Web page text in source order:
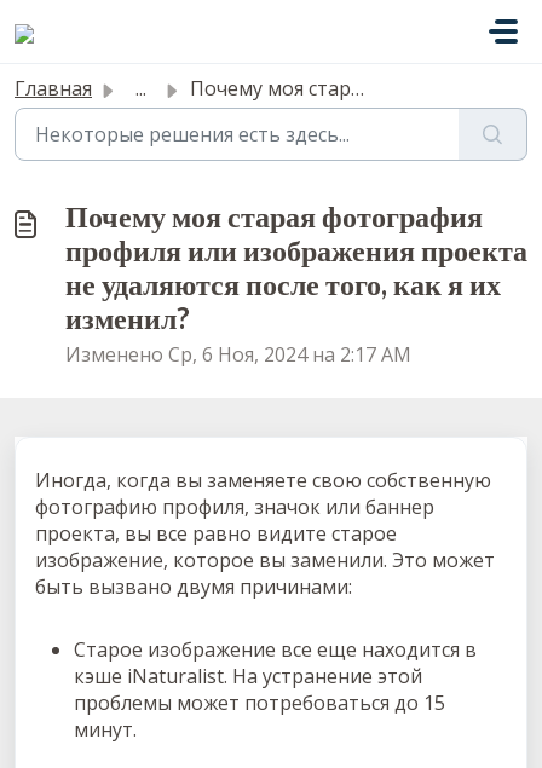
Главная ... Почему моя старая фотография профиля или изображения прое...
Почему моя старая фотография
профиля или изображения проекта
не удаляются после того, как я их
изменил?
Изменено Ср, 6 Ноя, 2024 на 2:17 AM
Иногда, когда вы заменяете свою собственную
фотографию профиля, значок или баннер
проекта, вы все равно видите старое
изображение, которое вы заменили. Это может
быть вызвано двумя причинами:
Старое изображение все еще находится в
кэше iNaturalist. На устранение этой
проблемы может потребоваться до 15
минут.